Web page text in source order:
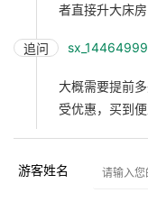
者直接升大床
追问
大概需要提前
受优惠，买到便
游客姓名